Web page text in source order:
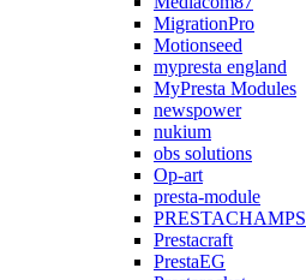
MigrationPro
Motionseed
mypresta england
MyPresta Modules
newspower
nukium
obs solutions
Op-art
presta-module
PRESTACHAMPS
Prestacraft
PrestaEG